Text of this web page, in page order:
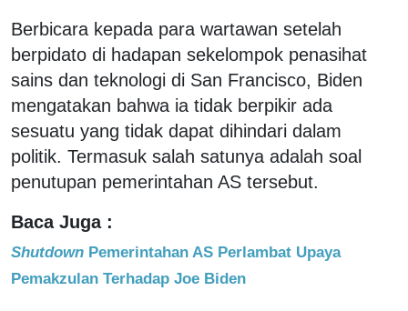
Berbicara kepada para wartawan setelah
berpidato di hadapan sekelompok penasihat
sains dan teknologi di San Francisco, Biden
mengatakan bahwa ia tidak berpikir ada
sesuatu yang tidak dapat dihindari dalam
politik. Termasuk salah satunya adalah soal
penutupan pemerintahan AS tersebut.
Baca Juga :
Shutdown Pemerintahan AS Perlambat Upaya
Pemakzulan Terhadap Joe Biden